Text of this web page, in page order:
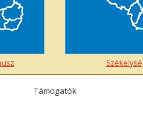
Támogatók